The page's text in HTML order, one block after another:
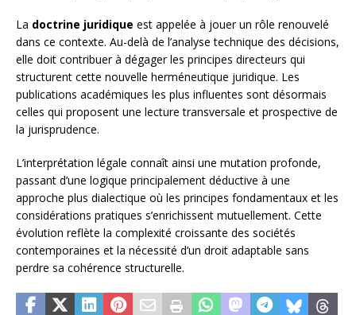
La doctrine juridique est appelée à jouer un rôle renouvelé
dans ce contexte. Au-delà de l’analyse technique des décisions,
elle doit contribuer à dégager les principes directeurs qui
structurent cette nouvelle herméneutique juridique. Les
publications académiques les plus influentes sont désormais
celles qui proposent une lecture transversale et prospective de
la jurisprudence.
L’interprétation légale connaît ainsi une mutation profonde,
passant d’une logique principalement déductive à une
approche plus dialectique où les principes fondamentaux et les
considérations pratiques s’enrichissent mutuellement. Cette
évolution reflète la complexité croissante des sociétés
contemporaines et la nécessité d’un droit adaptable sans
perdre sa cohérence structurelle.